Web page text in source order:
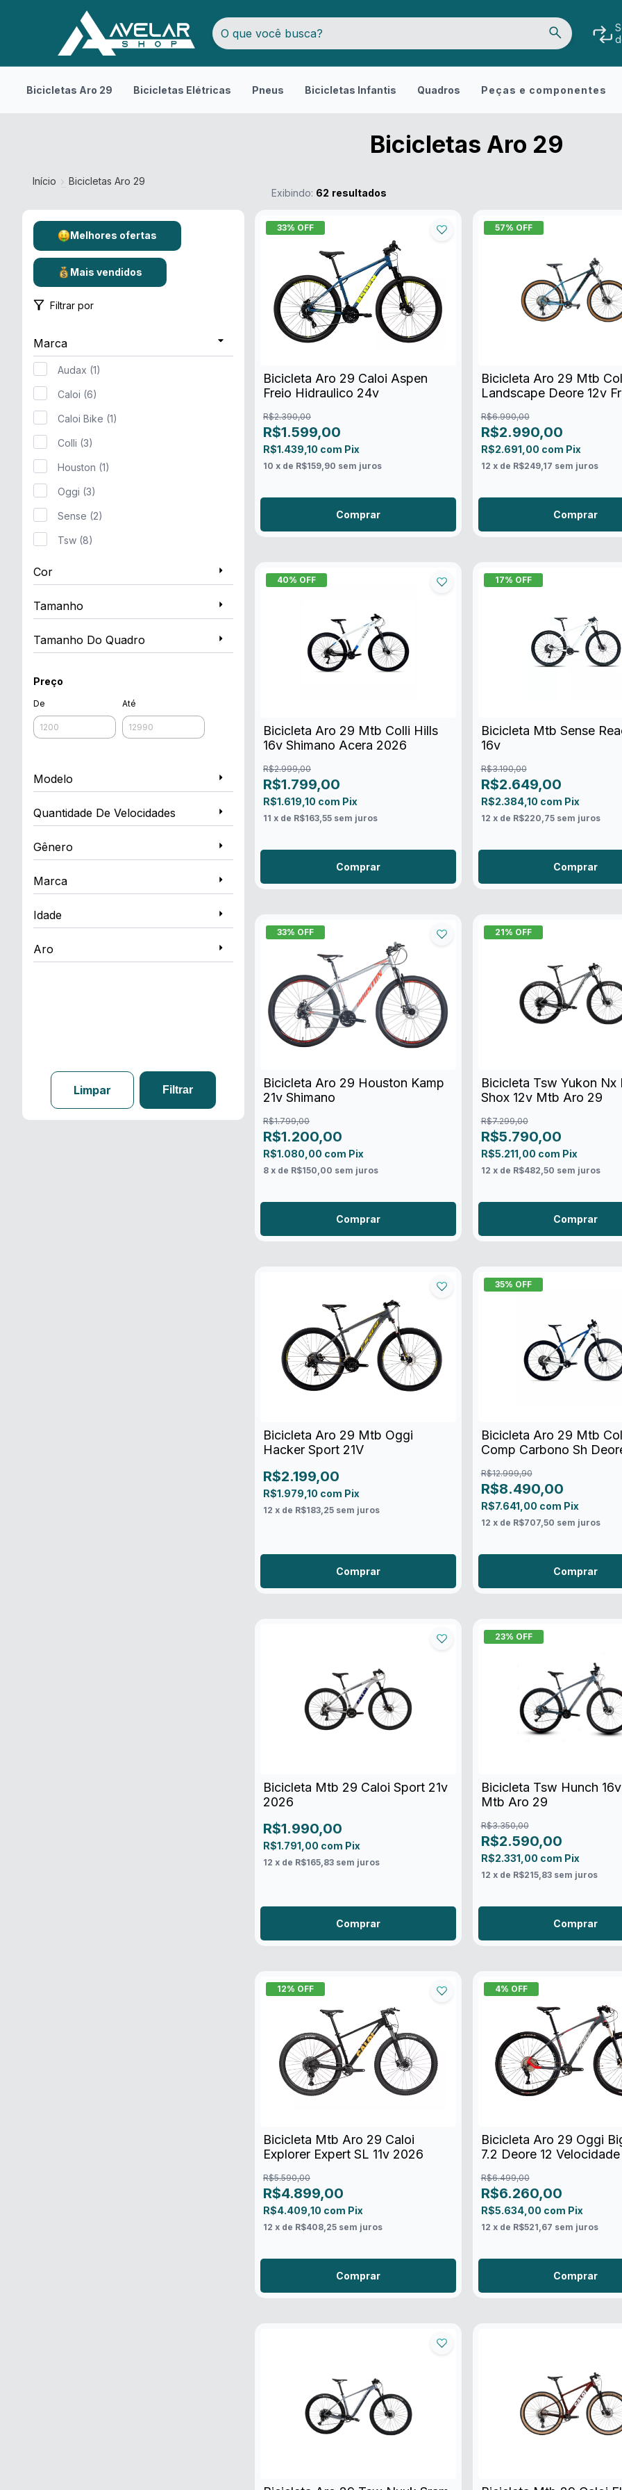
Bicicletas Aro 29 Bicicletas Elétricas Pneus Bicicletas Infantis Quadros Peças e componentes
Bicicletas Aro 29
Início
Bicicletas Aro 29
Exibindo: 62 resultados
Melhores ofertas
Mais vendidos
Filtrar por
Cor
Tamanho
Tamanho Do Quadro
Marca
Audax (1)
Caloi (6)
Caloi Bike (1)
Colli (3)
Houston (1)
Oggi (3)
Sense (2)
Tsw (8)
Preço
De Até
Modelo
Quantidade De Velocidades
Gênero
Marca
Idade
Aro
Limpar Filtrar
33% OFF
Bicicleta Aro 29 Caloi Aspen
Freio Hidraulico 24v
R$2.390,00
R$1.599,00
R$1.439,10 com Pix
10 x de R$159,90 sem juros
Comprar
57% OFF
Bicicleta Aro 29 Mtb
Landscape Deore 12v
R$6.990,00
R$2.990,00
R$2.691,00 com Pix
12 x de R$249,17 sem juros
Comprar
40% OFF
Bicicleta Aro 29 Mtb Colli Hills
16v Shimano Acera 2026
R$2.999,00
R$1.799,00
R$1.619,10 com Pix
11 x de R$163,55 sem juros
Comprar
17% OFF
Bicicleta Mtb Sense
16v
R$3.190,00
R$2.649,00
R$2.384,10 com Pix
12 x de R$220,75 sem juros
Comprar
33% OFF
Bicicleta Aro 29 Houston Kamp
21v Shimano
R$1.799,00
R$1.200,00
R$1.080,00 com Pix
8 x de R$150,00 sem juros
Comprar
21% OFF
Bicicleta Tsw Yukon Nx
Shox 12v Mtb Aro 29
R$7.299,00
R$5.790,00
R$5.211,00 com Pix
12 x de R$482,50 sem juros
Comprar
Bicicleta Aro 29 Mtb Oggi
Hacker Sport 21V
R$2.199,00
R$1.979,10 com Pix
12 x de R$183,25 sem juros
Comprar
35% OFF
Bicicleta Aro 29 Mtb
Comp Carbono Sh
R$12.999,90
R$8.490,00
R$7.641,00 com Pix
12 x de R$707,50 sem juros
Comprar
Bicicleta Mtb 29 Caloi Sport 21v
2026
R$1.990,00
R$1.791,00 com Pix
12 x de R$165,83 sem juros
Comprar
23% OFF
Bicicleta Tsw Hunch
Mtb Aro 29
R$3.350,00
R$2.590,00
R$2.331,00 com Pix
12 x de R$215,83 sem juros
Comprar
12% OFF
Bicicleta Mtb Aro 29 Caloi
Explorer Expert SL 11v 2026
R$5.590,00
R$4.899,00
R$4.409,10 com Pix
12 x de R$408,25 sem juros
Comprar
4% OFF
Bicicleta Aro 29 Oggi
7.2 Deore 12 Velocidade
R$6.499,00
R$6.260,00
R$5.634,00 com Pix
12 x de R$521,67 sem juros
Comprar